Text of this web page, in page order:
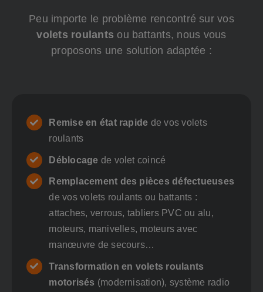
Peu importe le problème rencontré sur vos
volets roulants ou battants, nous vous
proposons une solution adaptée :
Remise en état rapide de vos volets
roulants
Déblocage de volet coincé
Remplacement des pièces défectueuses
de vos volets roulants ou battants :
attaches, verrous, tabliers PVC ou alu,
moteurs, manivelles, moteurs avec
manœuvre de secours…
Transformation en volets roulants
motorisés (modernisation), système radio